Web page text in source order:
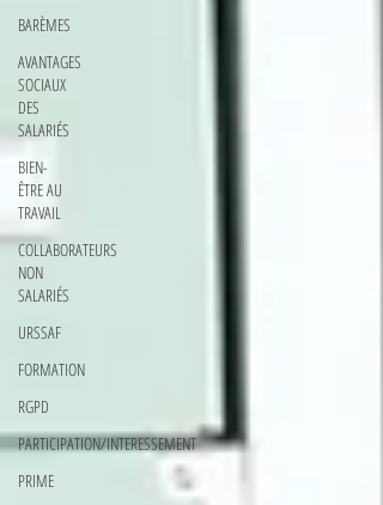
BARÈMES
AVANTAGES
SOCIAUX
DES
SALARIÉS
BIEN-
ÊTRE AU
TRAVAIL
COLLABORATEURS
NON
SALARIÉS
URSSAF
FORMATION
RGPD
PARTICIPATION/INTERESSEMENT
PRIME